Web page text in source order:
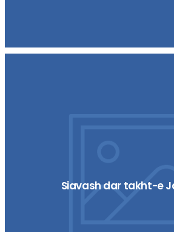
Siavash dar takht-e